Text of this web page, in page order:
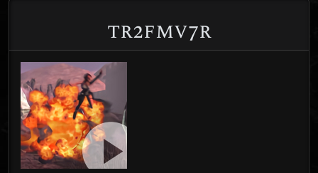
tr2fmv7r